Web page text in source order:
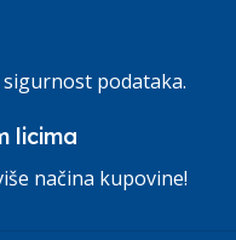
podataka.
licima
načina kupovine!